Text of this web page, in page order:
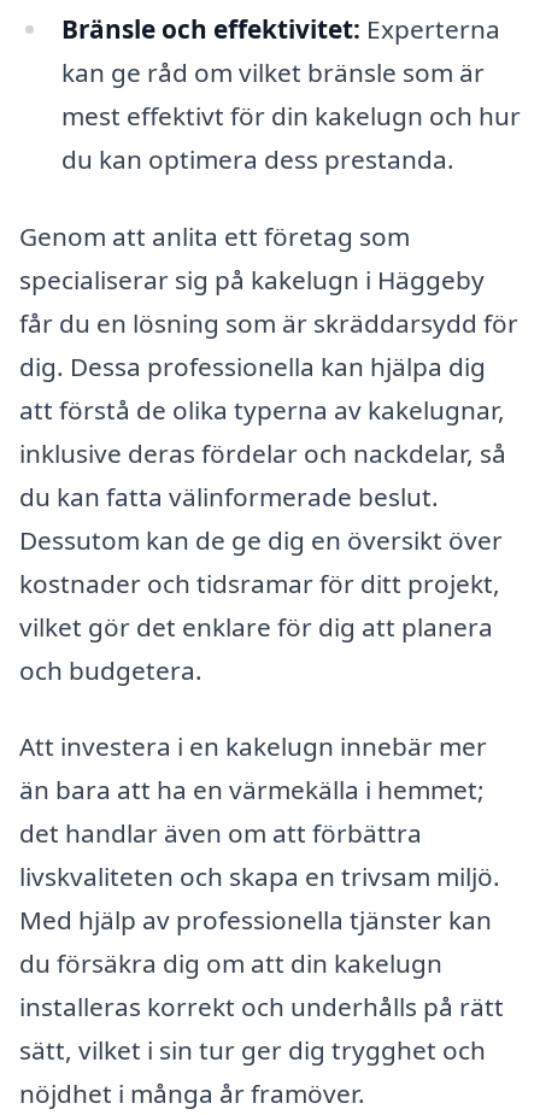
Bränsle och effektivitet: Experterna
kan ge råd om vilket bränsle som är
mest effektivt för din kakelugn och hur
du kan optimera dess prestanda.
Genom att anlita ett företag som
specialiserar sig på kakelugn i Häggeby
får du en lösning som är skräddarsydd för
dig. Dessa professionella kan hjälpa dig
att förstå de olika typerna av kakelugnar,
inklusive deras fördelar och nackdelar, så
du kan fatta välinformerade beslut.
Dessutom kan de ge dig en översikt över
kostnader och tidsramar för ditt projekt,
vilket gör det enklare för dig att planera
och budgetera.
Att investera i en kakelugn innebär mer
än bara att ha en värmekälla i hemmet;
det handlar även om att förbättra
livskvaliteten och skapa en trivsam miljö.
Med hjälp av professionella tjänster kan
du försäkra dig om att din kakelugn
installeras korrekt och underhålls på rätt
sätt, vilket i sin tur ger dig trygghet och
nöjdhet i många år framöver.